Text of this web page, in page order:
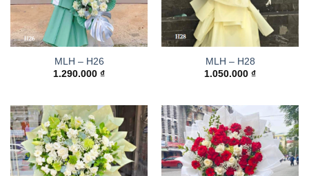
MLH – H26
1.290.000 ₫
MLH – H28
1.050.000 ₫